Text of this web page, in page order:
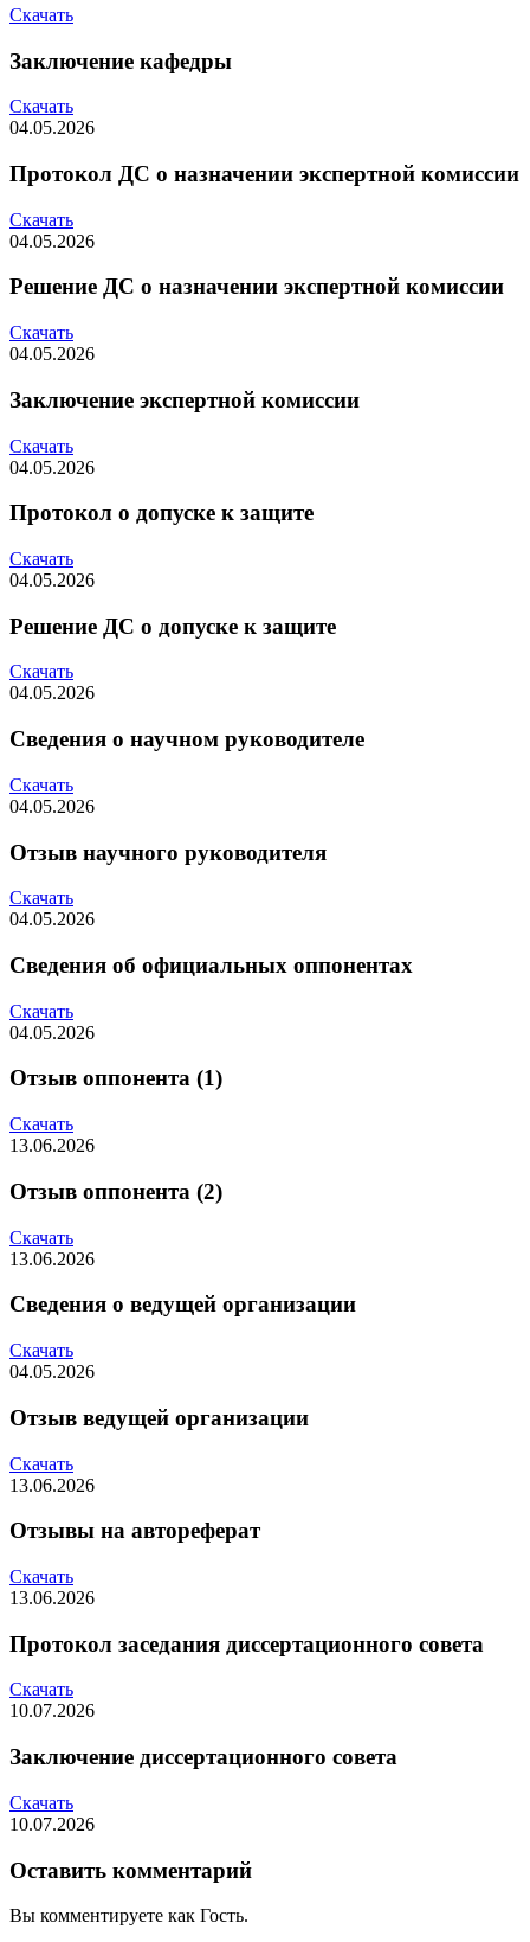
Скачать
Заключение кафедры
Скачать
04.05.2026
Протокол ДС о назначении экспертной комиссии
Скачать
04.05.2026
Решение ДС о назначении экспертной комиссии
Скачать
04.05.2026
Заключение экспертной комиссии
Скачать
04.05.2026
Протокол о допуске к защите
Скачать
04.05.2026
Решение ДС о допуске к защите
Скачать
04.05.2026
Сведения о научном руководителе
Скачать
04.05.2026
Отзыв научного руководителя
Скачать
04.05.2026
Сведения об официальных оппонентах
Скачать
04.05.2026
Отзыв оппонента (1)
Скачать
13.06.2026
Отзыв оппонента (2)
Скачать
13.06.2026
Сведения о ведущей организации
Скачать
04.05.2026
Отзыв ведущей организации
Скачать
13.06.2026
Отзывы на автореферат
Скачать
13.06.2026
Протокол заседания диссертационного совета
Скачать
10.07.2026
Заключение диссертационного совета
Скачать
10.07.2026
Оставить комментарий
Вы комментируете как Гость.